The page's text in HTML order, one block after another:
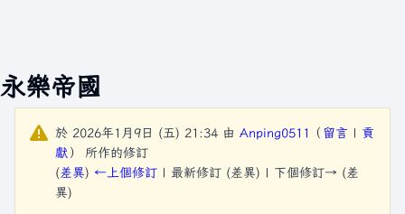
永樂帝國
於 2026年1月9日 (五) 21:34 由 Anping0511 （ 留言 | 貢
獻 ）
所作的修訂
(差異) ←上個修訂 | 最新修訂 (差異) | 下個修訂→ (差
異)